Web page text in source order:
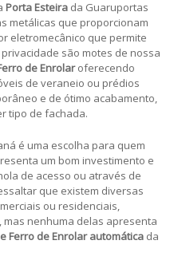
Porta Esteira da Guaruportas
metálicas que proporcionam
eletromecânico que permite
são motes de nossa
de Enrolaroferecendo
de veraneio ou prédios
e de ótimo acabamento,
tipo de fachada.
é uma escolha para quem
um bom investimento e
de acesso ou através de
que existem diversas
ou residenciais,
mas nenhuma delas apresenta
Ferro de Enrolar automática da